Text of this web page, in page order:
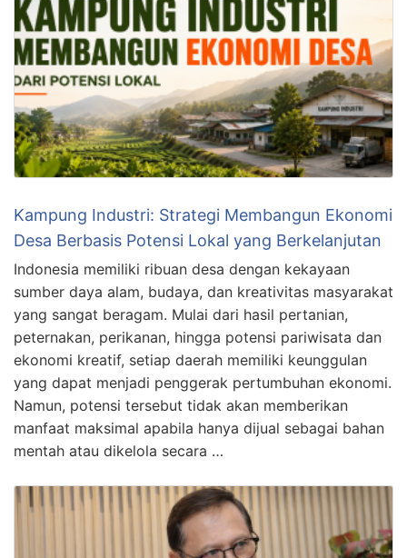
Kampung Industri: Strategi Membangun Ekonomi
Desa Berbasis Potensi Lokal yang Berkelanjutan
Indonesia memiliki ribuan desa dengan kekayaan
sumber daya alam, budaya, dan kreativitas masyarakat
yang sangat beragam. Mulai dari hasil pertanian,
peternakan, perikanan, hingga potensi pariwisata dan
ekonomi kreatif, setiap daerah memiliki keunggulan
yang dapat menjadi penggerak pertumbuhan ekonomi.
Namun, potensi tersebut tidak akan memberikan
manfaat maksimal apabila hanya dijual sebagai bahan
mentah atau dikelola secara …